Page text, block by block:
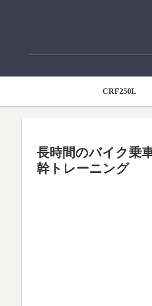
CRF250L
長時間のバイク乗
幹トレーニング